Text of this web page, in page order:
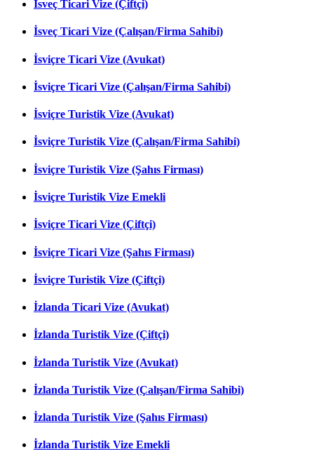
İsveç Ticari Vize (Çiftçi)
İsveç Ticari Vize (Çalışan/Firma Sahibi)
İsviçre Ticari Vize (Avukat)
İsviçre Ticari Vize (Çalışan/Firma Sahibi)
İsviçre Turistik Vize (Avukat)
İsviçre Turistik Vize (Çalışan/Firma Sahibi)
İsviçre Turistik Vize (Şahıs Firması)
İsviçre Turistik Vize Emekli
İsviçre Ticari Vize (Çiftçi)
İsviçre Ticari Vize (Şahıs Firması)
İsviçre Turistik Vize (Çiftçi)
İzlanda Ticari Vize (Avukat)
İzlanda Turistik Vize (Çiftçi)
İzlanda Turistik Vize (Avukat)
İzlanda Turistik Vize (Çalışan/Firma Sahibi)
İzlanda Turistik Vize (Şahıs Firması)
İzlanda Turistik Vize Emekli